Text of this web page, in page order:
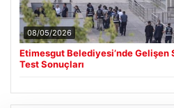
08/05/2026
Etimesgut Belediyesi’nde
Test Sonuçları